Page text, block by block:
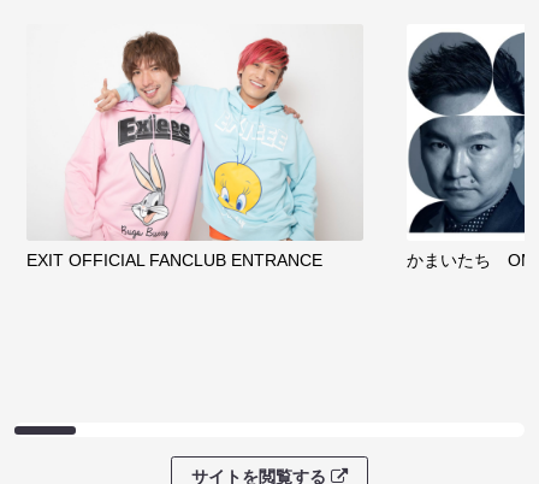
EXIT OFFICIAL FANCLUB ENTRANCE かまいたち
サイトを閲覧する